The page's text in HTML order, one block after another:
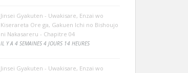
Jinsei Gyakuten - Uwakisare, Enzai wo
Kiserareta Ore ga, Gakuen Ichi no Bishoujo
ni Nakasareru - Chapitre 04
IL Y A 4 SEMAINES 4 JOURS 14 HEURES
Jinsei Gyakuten - Uwakisare, Enzai wo